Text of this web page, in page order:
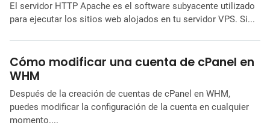
El servidor HTTP Apache es el software subyacente utilizado
para ejecutar los sitios web alojados en tu servidor VPS. Si...
Cómo modificar una cuenta de cPanel en
WHM
Después de la creación de cuentas de cPanel en WHM,
puedes modificar la configuración de la cuenta en cualquier
momento....